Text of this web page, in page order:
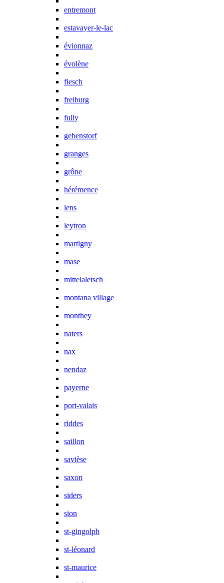
entremont
estavayer-le-lac
évionnaz
évolène
fiesch
freiburg
fully
gebenstorf
granges
grône
hérémence
lens
leytron
martigny
mase
mittelaletsch
montana village
monthey
naters
nax
nendaz
payerne
port-valais
riddes
saillon
savièse
saxon
siders
sion
st-gingolph
st-léonard
st-maurice